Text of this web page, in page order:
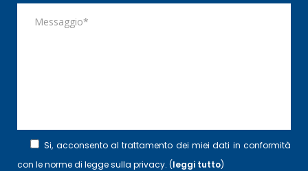
Si, acconsento al trattamento dei miei dati in conformità
con le norme di legge sulla privacy. (leggi tutto)